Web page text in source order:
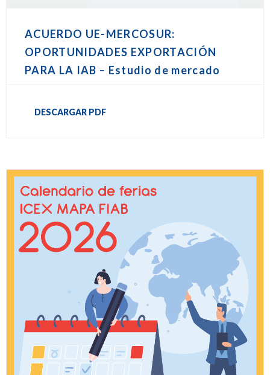
ACUERDO UE-MERCOSUR:
OPORTUNIDADES EXPORTACIÓN
PARA LA IAB – Estudio de mercado
DESCARGAR PDF